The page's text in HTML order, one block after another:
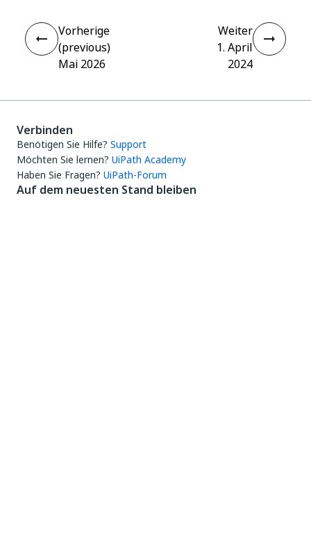
Vorherige
(previous)
Mai 2026
Weiter
1. April
2024
Verbinden
Benötigen Sie Hilfe? Support
Möchten Sie lernen? UiPath Academy
Haben Sie Fragen? UiPath-Forum
Auf dem neuesten Stand bleiben